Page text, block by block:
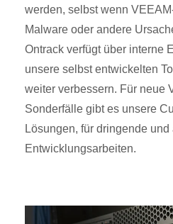
werden, selbst wenn
Malware oder andere
Ontrack verfügt über interne
unsere selbst entwickelten
weiter verbessern. Für neue
Sonderfälle gibt es unsere
Lösungen, für dringende
Entwicklungsarbeiten.